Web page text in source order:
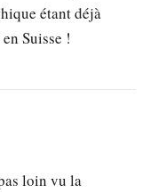
étant déjà
Suisse !
loin vu la